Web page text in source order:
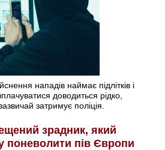
нападів наймає підлітків і
доводиться рідко,
затримує поліція.
зрадник, який
поневолити пів Європи